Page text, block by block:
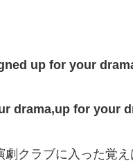
up for your
drama,up for your
劇クラブに入った覚